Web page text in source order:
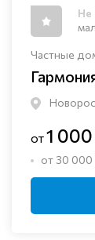
Частные
Не
от1
от 30 000